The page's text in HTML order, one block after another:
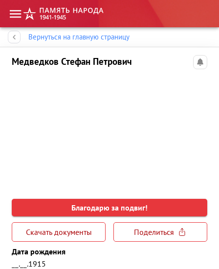
Вернуться на главную страницу
Медведков Стефан Петрович
Благодарю за подвиг!
Скачать документы
Поделиться
Дата рождения
__.__.1915
Память народа